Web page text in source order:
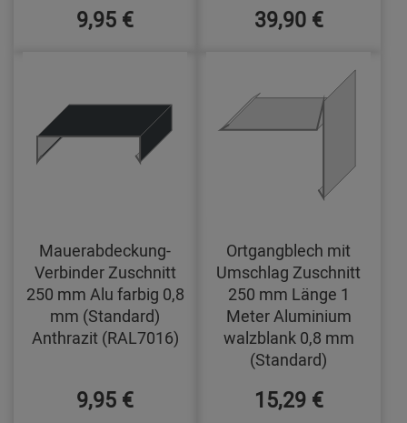
9,95 € 39,90 €
Mauerabdeckung-
Verbinder Zuschnitt
250 mm Alu farbig 0,8
mm (Standard)
Anthrazit (RAL7016)
9,95 €
Ortgangblech mit
Umschlag Zuschnitt
250 mm Länge 1
Meter Aluminium
walzblank 0,8 mm
(Standard)
15,29 €